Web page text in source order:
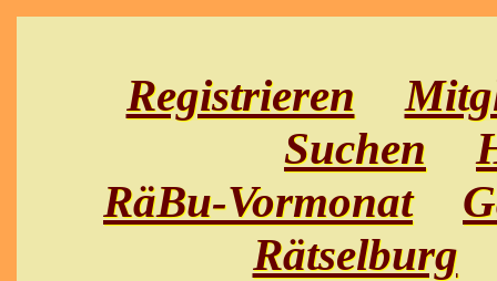
Registrieren
Suchen
RäBu-Vormonat
Rätselburg